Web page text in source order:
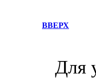
ВВЕРХ
Для